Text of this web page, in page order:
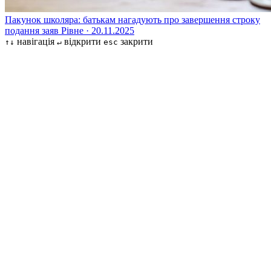
Пакунок школяра: батькам нагадують про завершення строку
подання заяв Рівне · 20.11.2025
↑↓ навігація ↵ відкрити esc закрити